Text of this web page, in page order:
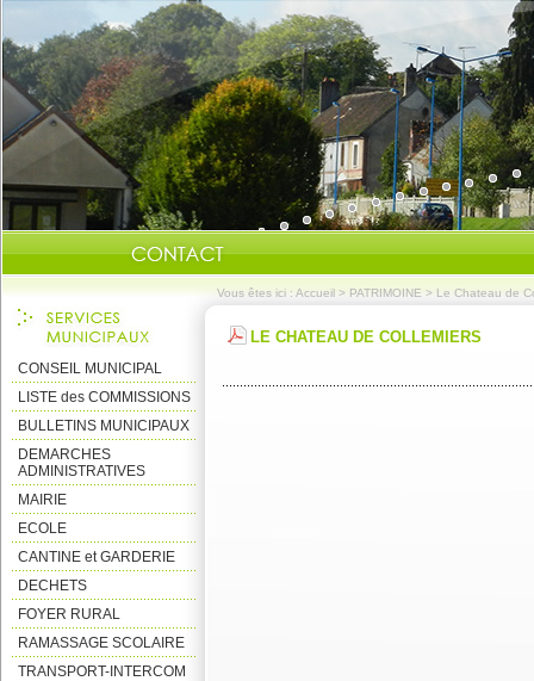
Vous êtes ici : Accueil > PATRIMOINE > Le Chateau de
CONSEIL MUNICIPAL
LISTE des COMMISSIONS
BULLETINS MUNICIPAUX
DEMARCHES
ADMINISTRATIVES
MAIRIE
ECOLE
CANTINE et GARDERIE
DECHETS
FOYER RURAL
RAMASSAGE SCOLAIRE
TRANSPORT-INTERCOM
LE CHATEAU DE COLLEMIERS